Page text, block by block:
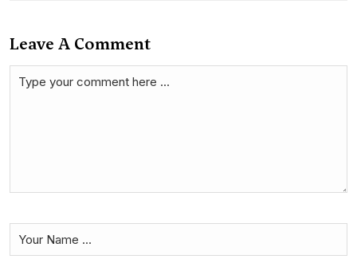
Leave A Comment